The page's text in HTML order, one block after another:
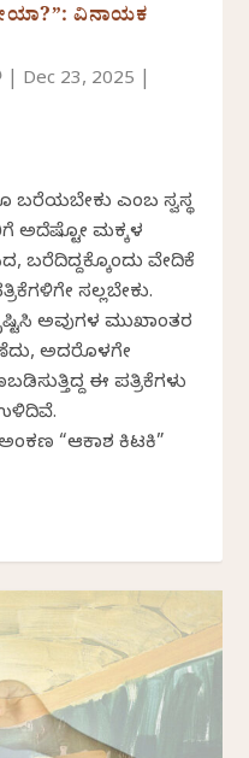
ವಿನಾಯಕ
Dec 23, 2025
ಬರೆಯಬೇಕು ಎಂಬ ಸ್ವಸ್ಥ
ಅದೆಷ್ಟೋ ಮಕ್ಕಳ
ಬರೆದಿದ್ದಕ್ಕೊಂದು ವೇದಿಕೆ
ಸಲ್ಲಬೇಕು.
ಅವುಗಳ ಮುಖಾಂತರ
ಅದರೊಳಗೇ
ಈ ಪತ್ರಿಕೆಗಳು
“ಆಕಾಶ ಕಿಟಕಿ”